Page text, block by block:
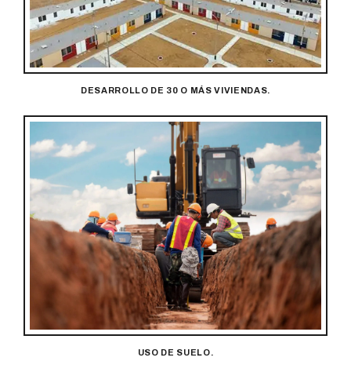
DESARROLLO DE 30 O MÁS VIVIENDAS.
USO DE SUELO.